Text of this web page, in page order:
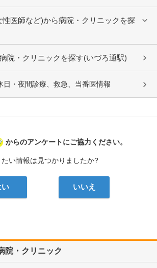
医師など)から病院・クリニックを探
院・クリニックを探す(いづろ通駅)
日・夜間診療、救急、当番医情報
病院なび
からのアンケートにご協力ください。
たい情報は見つかりましたか?
い いいえ
院・クリニック